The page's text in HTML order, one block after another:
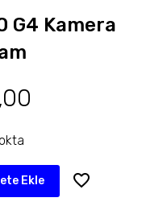
G4 Kamera
Ekle